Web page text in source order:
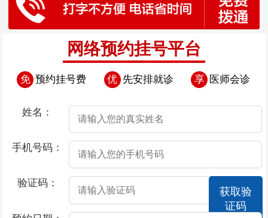
网络预约挂号平台
免 预约挂号费 优 先安排就诊 享 医师会诊
姓名：
手机号码：
验证码：
获取验
证码